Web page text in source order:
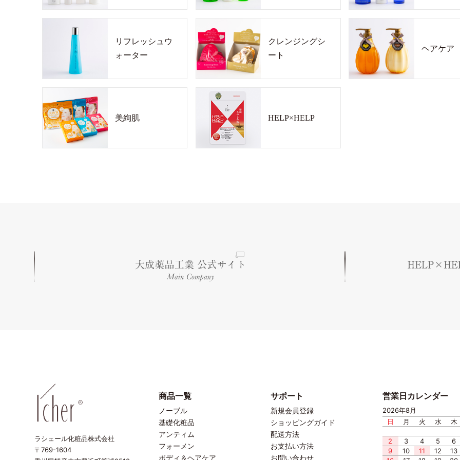
リフレッシュウ
ォーター
クレンジングシ
ート
ヘアケア
美絢肌 HELP×HELP
ラシェール化粧品株式会社
〒769-1604
商品一覧
ノーブル
基礎化粧品
アンティム
フォーメン
ボディ＆ヘアケア
サポート
新規会員登録
ショッピングガイド
配送方法
お支払い方法
お問い合わせ
営業日カレンダー
2026年8月
日
月 火 水 木
2 3 4 5
6
9
10 11 12
13